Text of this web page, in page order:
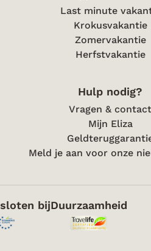
Last minute
Krokusvakantie
Zomervakantie
Herfstvakantie
Hulp nodig?
Vragen & contact
Mijn Eliza
Meld je aan voor onze
bijDuurzaamheid